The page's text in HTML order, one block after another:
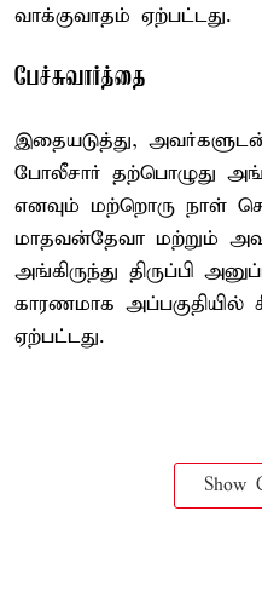
வாக்குவாதம் ஏற்பட்டது.
பேச்சுவார்த்தை
இதையடுத்து,
போலீசார் தற்பொழுது
எனவும் மற்றொரு நாள்
மாதவன்தேவா மற்றும்
அங்கிருந்து திருப்பி
காரணமாக அப்பகுதியில்
ஏற்பட்டது.
Show